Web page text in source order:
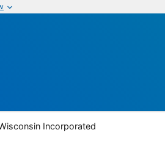
Incorporated